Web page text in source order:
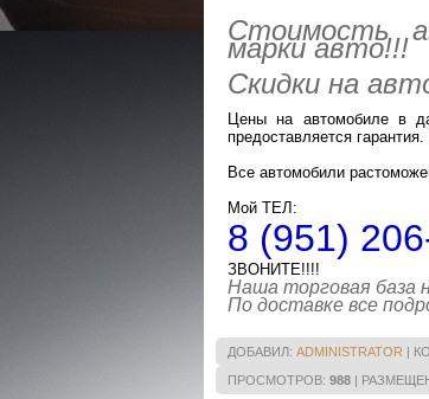
Стоимость
марки авто!!!
Скидки на
Цены на автомобиле в
предоставляется
Все автомобили
Мой ТЕЛ:
8 (951)
ЗВОНИТЕ!!!!
Наша торговая база
По доставке все
ДОБАВИЛ: ADMINISTRATOR |
ПРОСМОТРОВ: 988 |